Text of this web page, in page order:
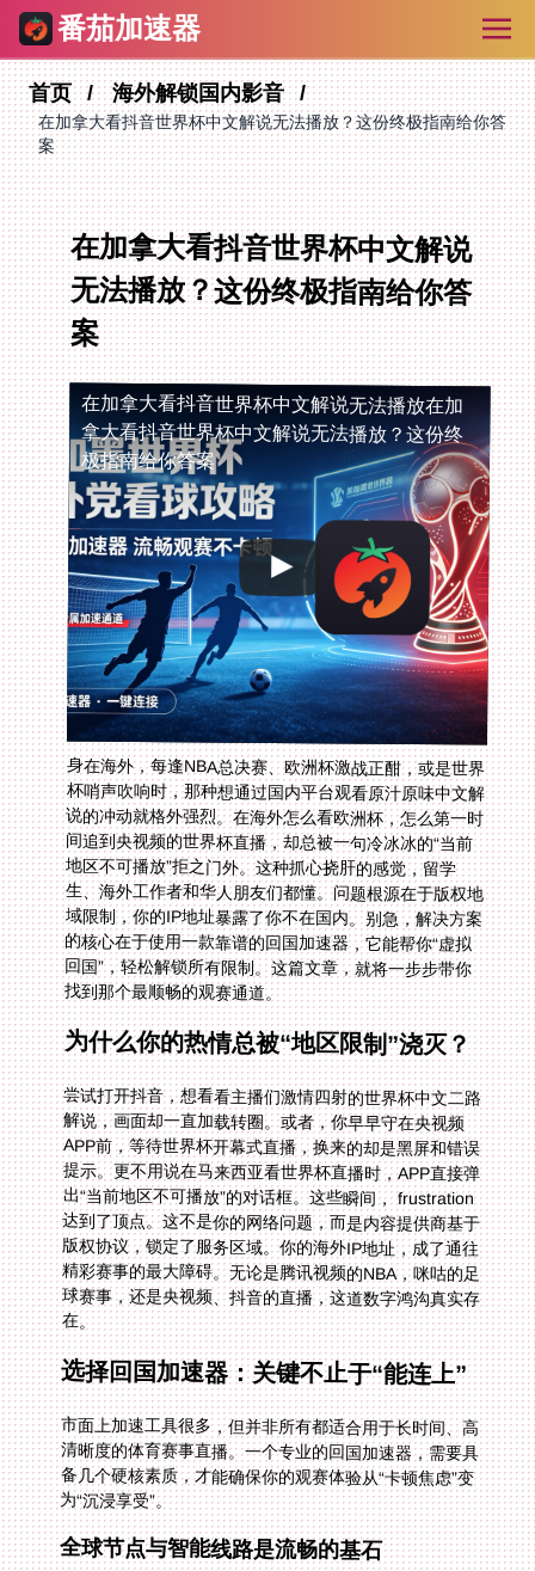
番茄加速器
首页 海外解锁国内影音
在加拿大看抖音世界杯中文解说无法播放？这份终极指南给你答
案
在加拿大看抖音世界杯中文解说
无法播放？这份终极指南给你答
案
在加拿大看抖音世界杯中文解说无法播放在加
拿大看抖音世界杯中文解说无法播放？这份终
极指南给你答案
身在海外，每逢NBA总决赛、欧洲杯激战正酣，或是世界
杯哨声吹响时，那种想通过国内平台观看原汁原味中文解
说的冲动就格外强烈。在海外怎么看欧洲杯，怎么第一时
间追到央视频的世界杯直播，却总被一句冷冰冰的“当前
地区不可播放”拒之门外。这种抓心挠肝的感觉，留学
生、海外工作者和华人朋友们都懂。问题根源在于版权地
域限制，你的IP地址暴露了你不在国内。别急，解决方案
的核心在于使用一款靠谱的回国加速器，它能帮你“虚拟
回国”，轻松解锁所有限制。这篇文章，就将一步步带你
找到那个最顺畅的观赛通道。
为什么你的热情总被“地区限制”浇灭？
尝试打开抖音，想看看主播们激情四射的世界杯中文二路
解说，画面却一直加载转圈。或者，你早早守在央视频
APP前，等待世界杯开幕式直播，换来的却是黑屏和错误
提示。更不用说在马来西亚看世界杯直播时，APP直接弹
出“当前地区不可播放”的对话框。这些瞬间， frustration
达到了顶点。这不是你的网络问题，而是内容提供商基于
版权协议，锁定了服务区域。你的海外IP地址，成了通往
精彩赛事的最大障碍。无论是腾讯视频的NBA，咪咕的足
球赛事，还是央视频、抖音的直播，这道数字鸿沟真实存
在。
选择回国加速器：关键不止于“能连上”
市面上加速工具很多，但并非所有都适合用于长时间、高
清晰度的体育赛事直播。一个专业的回国加速器，需要具
备几个硬核素质，才能确保你的观赛体验从“卡顿焦虑”变
为“沉浸享受”。
全球节点与智能线路是流畅的基石